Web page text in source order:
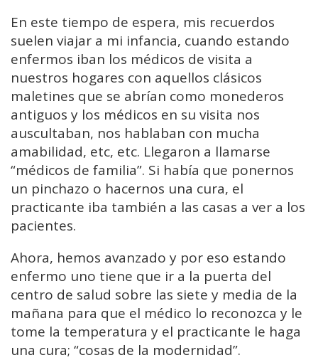
En este tiempo de espera, mis recuerdos
suelen viajar a mi infancia, cuando estando
enfermos iban los médicos de visita a
nuestros hogares con aquellos clásicos
maletines que se abrían como monederos
antiguos y los médicos en su visita nos
auscultaban, nos hablaban con mucha
amabilidad, etc, etc. Llegaron a llamarse
“médicos de familia”. Si había que ponernos
un pinchazo o hacernos una cura, el
practicante iba también a las casas a ver a los
pacientes.
Ahora, hemos avanzado y por eso estando
enfermo uno tiene que ir a la puerta del
centro de salud sobre las siete y media de la
mañana para que el médico lo reconozca y le
tome la temperatura y el practicante le haga
una cura; “cosas de la modernidad”.